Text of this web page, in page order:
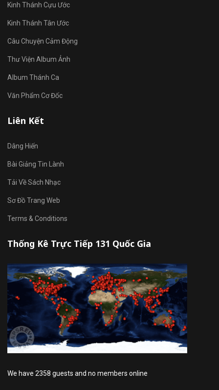
Kinh Thánh Cựu Ước
Kinh Thánh Tân Ước
Câu Chuyện Cảm Động
Thư Viện Album Ảnh
Album Thánh Ca
Văn Phẩm Cơ Đốc
Liên Kết
Dâng Hiến
Bài Giảng Tin Lành
Tải Về Sách Nhạc
Sơ Đồ Trang Web
Terms & Conditions
Thống Kê Trực Tiếp 131 Quốc Gia
We have 2358 guests and no members online